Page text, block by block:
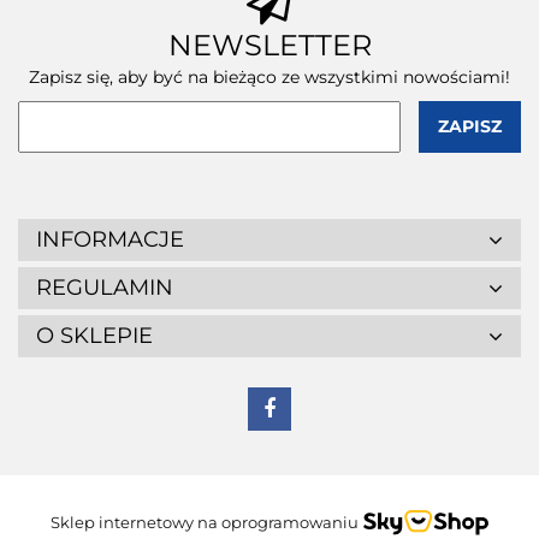
NEWSLETTER
Zapisz się, aby być na bieżąco ze wszystkimi nowościami!
INFORMACJE
REGULAMIN
O SKLEPIE
Sklep internetowy na oprogramowaniu